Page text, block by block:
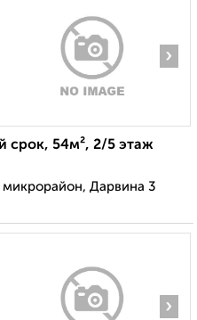
›
срок, 54м², 2/5 этаж
Дарвина 3
›